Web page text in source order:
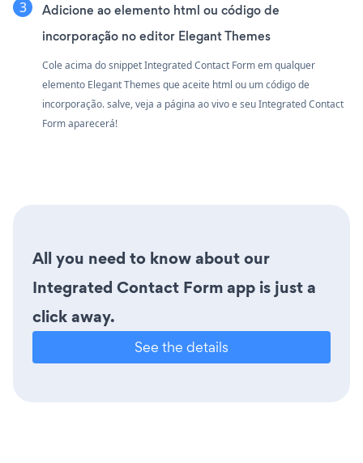
Adicione ao elemento html ou código de
incorporação no editor Elegant Themes
Cole acima do snippet Integrated Contact Form em qualquer
elemento Elegant Themes que aceite html ou um código de
incorporação. salve, veja a página ao vivo e seu Integrated Contact
Form aparecerá!
All you need to know about our
Integrated Contact Form app is just a
click away.
See the details